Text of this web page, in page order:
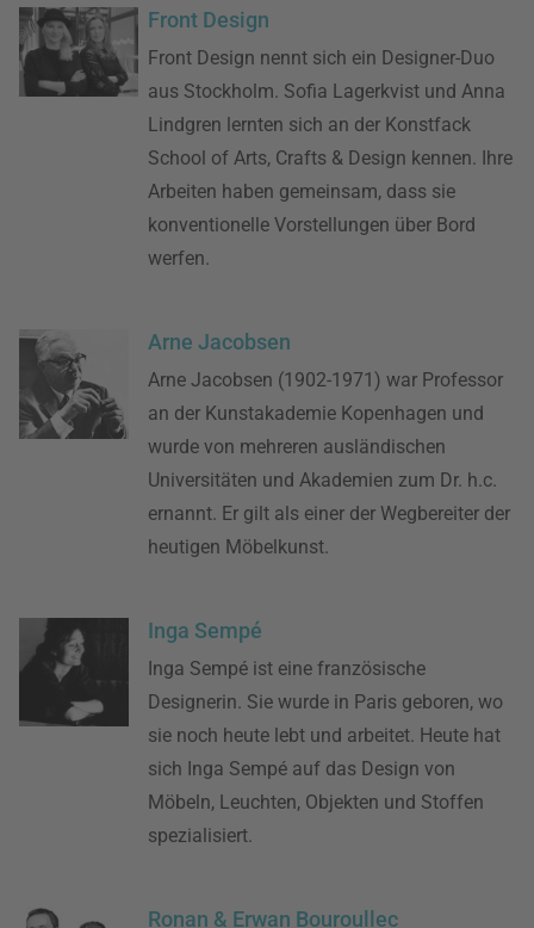
Front Design
Front Design nennt sich ein Designer-Duo
aus Stockholm. Sofia Lagerkvist und Anna
Lindgren lernten sich an der Konstfack
School of Arts, Crafts & Design kennen. Ihre
Arbeiten haben gemeinsam, dass sie
konventionelle Vorstellungen über Bord
werfen.
Arne Jacobsen
Arne Jacobsen (1902-1971) war Professor
an der Kunstakademie Kopenhagen und
wurde von mehreren ausländischen
Universitäten und Akademien zum Dr. h.c.
ernannt. Er gilt als einer der Wegbereiter der
heutigen Möbelkunst.
Inga Sempé
Inga Sempé ist eine französische
Designerin. Sie wurde in Paris geboren, wo
sie noch heute lebt und arbeitet. Heute hat
sich Inga Sempé auf das Design von
Möbeln, Leuchten, Objekten und Stoffen
spezialisiert.
Ronan & Erwan Bouroullec